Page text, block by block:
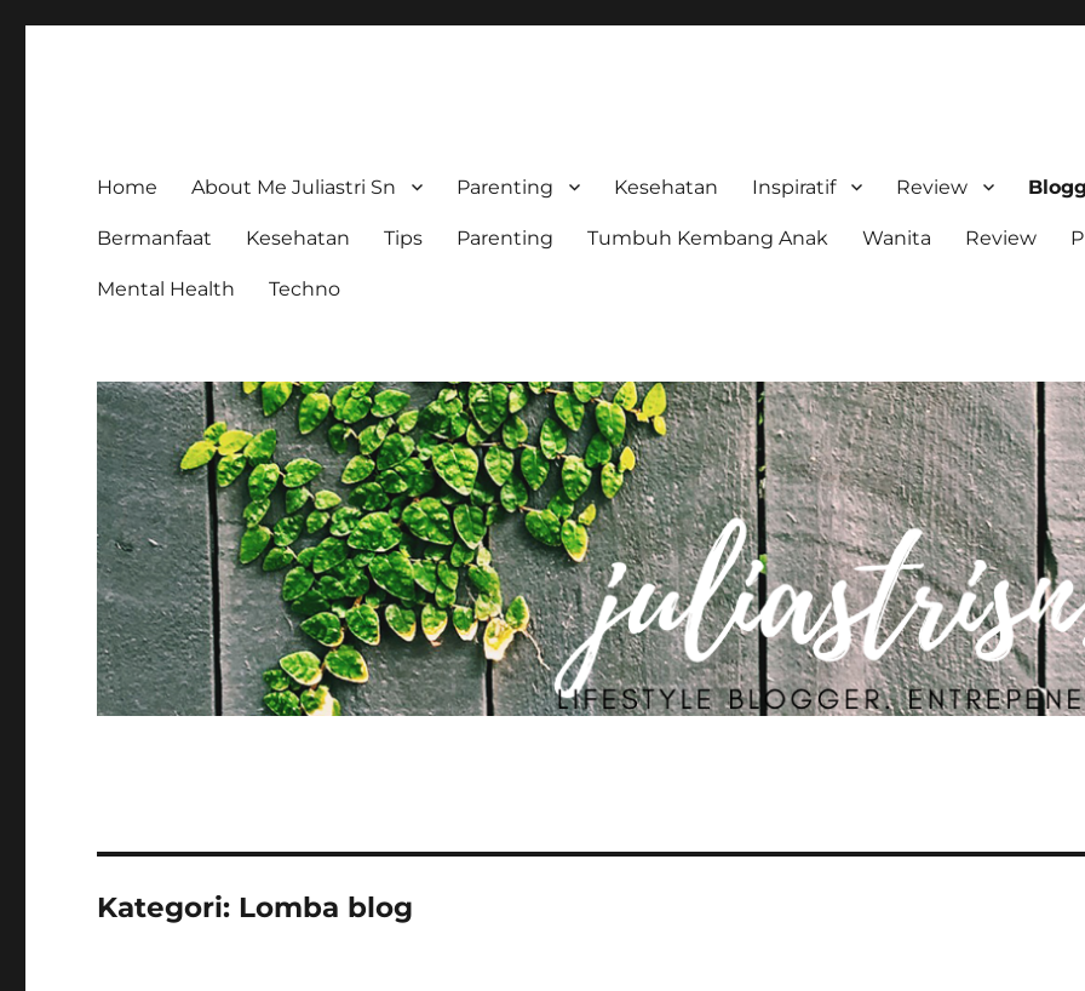
Home About Me Juliastri Sn Parenting Kesehatan Inspiratif Review
Bermanfaat Kesehatan Tips Parenting Tumbuh Kembang Anak Wanita Review
Mental Health Techno
Kategori: Lomba blog